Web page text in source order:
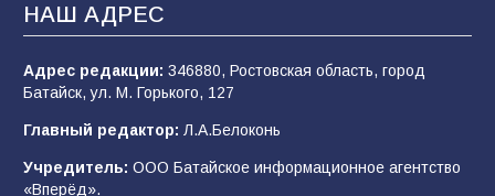
106 05.08.2026
«Мобилизация или набор?» Что на самом
2026 года
101 03.08.2026
НАШ АДРЕС
Адрес редакции: 346880, Ростовская область, город
Батайск, ул. М. Горького, 127
Главный редактор: Л.А.Белоконь
Учредитель: ООО Батайское информационное агентство
«Вперёд».